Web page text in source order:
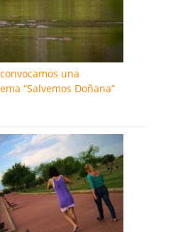
una
“Salvemos Doñana”